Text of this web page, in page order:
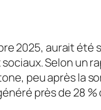
2025, aurait été
Selon un
peu après la
près de 28 %